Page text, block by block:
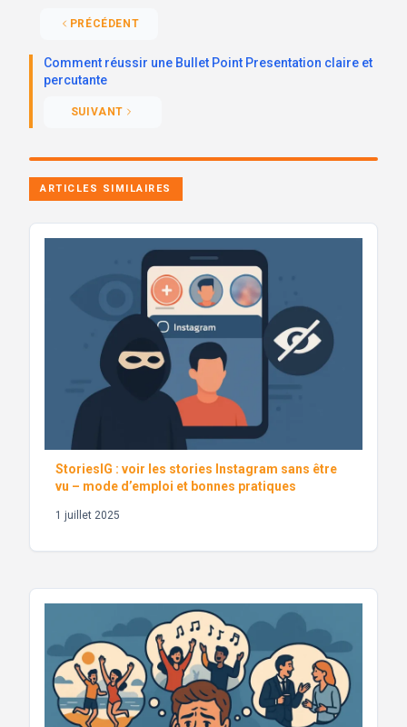
PRÉCÉDENT
Comment réussir une Bullet Point Presentation claire et
percutante
SUIVANT
ARTICLES SIMILAIRES
StoriesIG : voir les stories Instagram sans être
vu – mode d’emploi et bonnes pratiques
1 juillet 2025